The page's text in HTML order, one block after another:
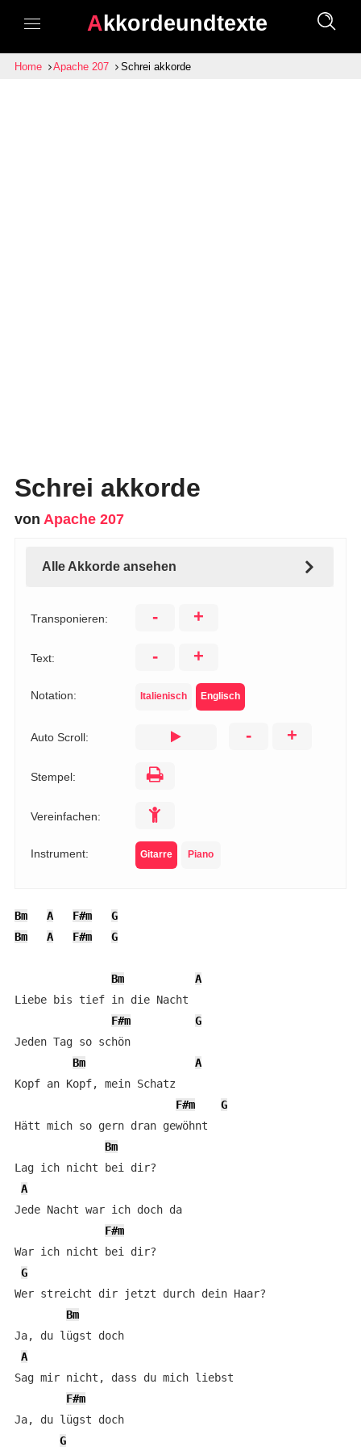
Akkordeundtexte
Home Apache 207 Schrei akkorde
Schrei akkorde
von Apache 207
Alle Akkorde ansehen
Transponieren: - +
Text: - +
Notation: Italienisch Englisch
Auto Scroll: - +
Stempel:
Vereinfachen:
Instrument: Gitarre Piano
Bm A F#m
G
Bm
A F#m G
Bm
A
Liebe bis tief in die Nacht
F#m
G
Jeden Tag so schön
Bm
A
Kopf an Kopf, mein Schatz
F#m
G
Hätt mich so gern dran gewöhnt
Bm
Lag ich nicht bei dir?
A
Jede Nacht war ich doch da
F#m
War ich nicht bei dir?
G
Wer streicht dir jetzt durch dein Haar?
Bm
Ja, du lügst doch
A
Sag mir nicht, dass du mich liebst
F#m
Ja, du lügst doch
G